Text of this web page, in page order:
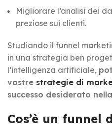
Migliorare l’analisi dei
preziose sui clienti.
Studiando il funnel
in una strategia ben
l’intelligenza artificiale,
vostre strategie di
successo desiderato
Cos’è un funnel